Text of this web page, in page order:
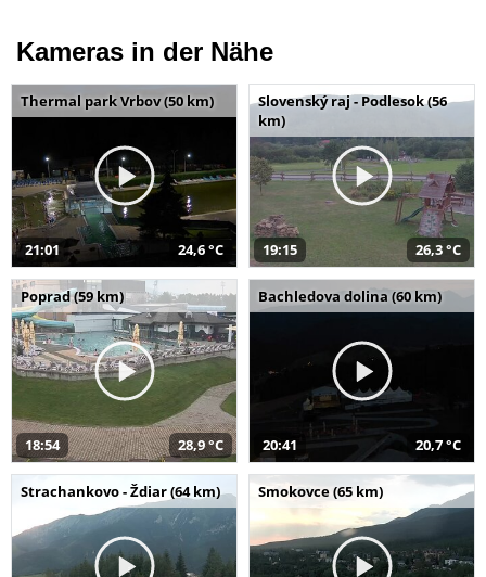
Kameras in der Nähe
Thermal park Vrbov (50 km)
21:01 24,6 °C
Slovenský raj - Podlesok (56
km)
19:15 26,3 °C
Poprad (59 km)
18:54 28,9 °C
Bachledova dolina (60 km)
20:41 20,7 °C
Strachankovo - Ždiar (64 km) Smokovce (65 km)